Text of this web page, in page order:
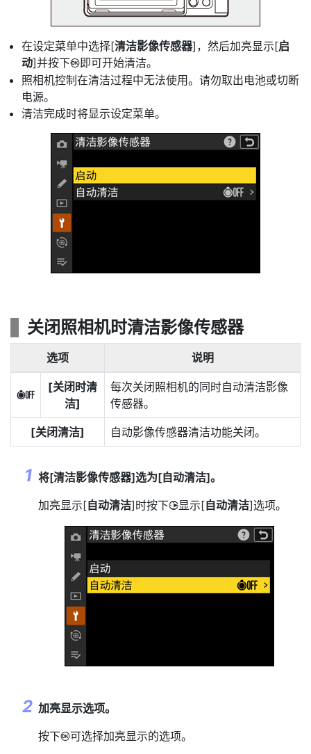
在设定菜单中选择[清洁影像传感器]，然后加亮显示[启
动]并按下J即可开始清洁。
照相机控制在清洁过程中无法使用。请勿取出电池或切断
电源。
清洁完成时将显示设定菜单。
关闭照相机时清洁影像传感器
选项 说明
6
[关闭时清
洁]
每次关闭照相机的同时自动清洁影像
传感器。
[关闭清洁] 自动影像传感器清洁功能关闭。
将[清洁影像传感器]选为[自动清洁]。
加亮显示[自动清洁]时按下2显示[自动清洁]选项。
加亮显示选项。
按下J可选择加亮显示的选项。